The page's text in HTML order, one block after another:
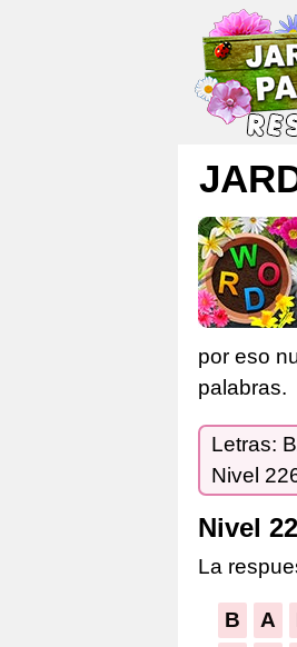
por eso
palabras.
Letras:
Nivel
Nivel
La
B A